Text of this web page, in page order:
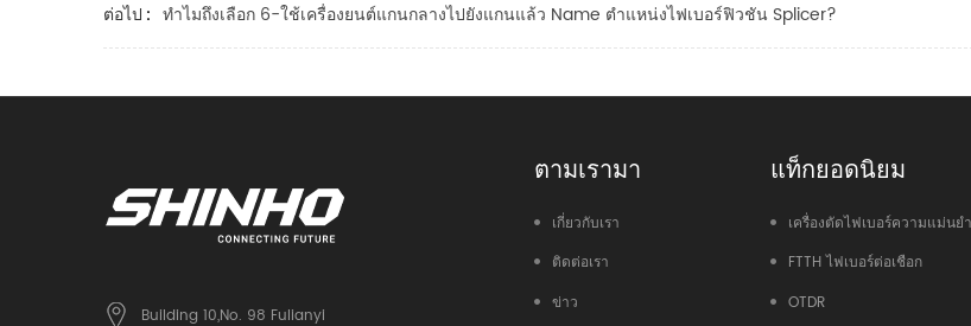
ต่อไป : ทำไมถึงเลือก 6-ใช้เครื่องยนต์แกนกลางไปยังแกนแล้ว Name ตำแหน่งไฟเบอร์ฟิวชัน Splicer?
Building 10,No. 98 Fulianyi
ตามเรามา
เกี่ยวกับเรา
ติดต่อเรา
ข่าว
แท็กยอดนิยม
เครื่องตัดไฟเบอร์ความแม่นย
FTTH ไฟเบอร์ต่อเชือก
OTDR